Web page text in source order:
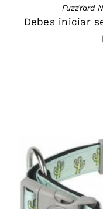
FuzzYard
Debes iniciar